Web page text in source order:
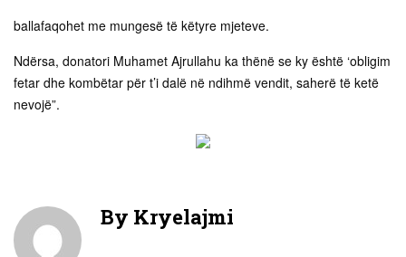
ballafaqohet me mungesë të këtyre mjeteve.
Ndërsa, donatori Muhamet Ajrullahu ka thënë se ky është ‘obligim
fetar dhe kombëtar për t’i dalë në ndihmë vendit, saherë të ketë
nevojë”.
By Kryelajmi